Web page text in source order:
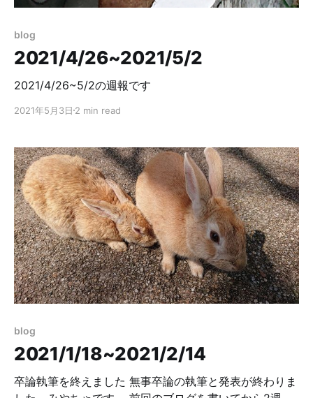
blog
2021/4/26~2021/5/2
2021/4/26~5/2の週報です
2021年5月3日 2 min read
blog
2021/1/18~2021/2/14
卒論執筆を終えました 無事卒論の執筆と発表が終わりま